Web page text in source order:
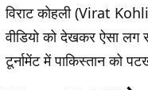
विराट कोहली (Virat
वीडियो को देखकर ऐसा लग
टूर्नामेंट में पाकिस्तान को